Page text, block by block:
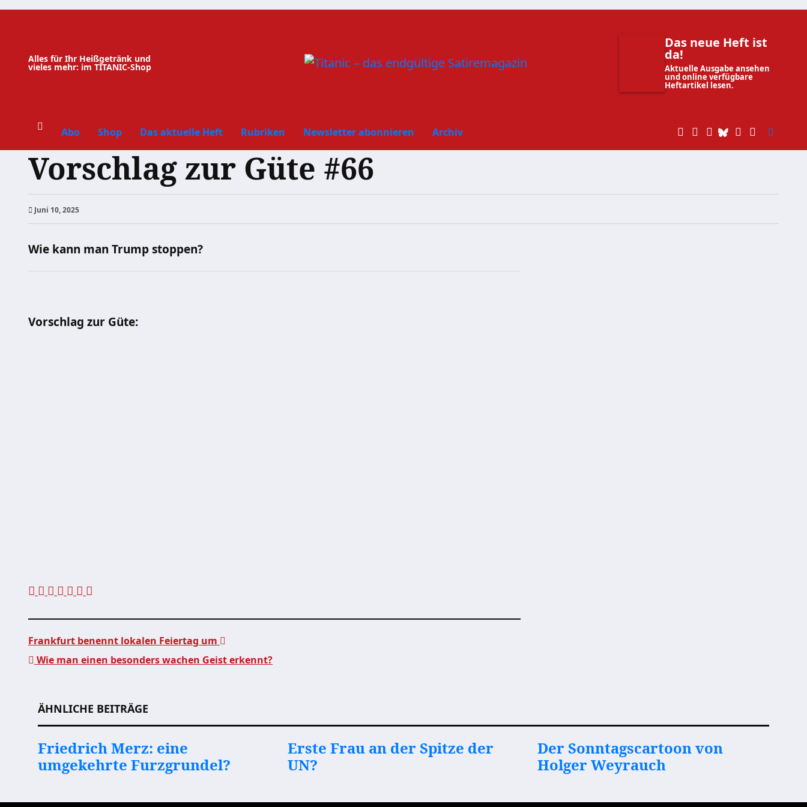
Zum
Alles für Ihr Heißgetränk und
vieles mehr: im TITANIC-Shop
Das neue Heft ist
da!
Aktuelle Ausgabe ansehen
und online verfügbare
Heftartikel lesen.
Abo Shop Das aktuelle Heft Rubriken Newsletter abonnieren Archiv
Vorschlag zur Güte #66
Juni 10, 2025
Wie kann man Trump stoppen?
Vorschlag zur Güte:
Frankfurt benennt lokalen Feiertag um
Wie man einen besonders wachen Geist erkennt?
ÄHNLICHE BEITRÄGE
Friedrich Merz: eine
umgekehrte Furzgrundel?
Erste Frau an der Spitze der
UN?
Der Sonntagscartoon von
Holger Weyrauch